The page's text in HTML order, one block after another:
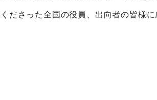
くださった全国の役員、出向者の皆様